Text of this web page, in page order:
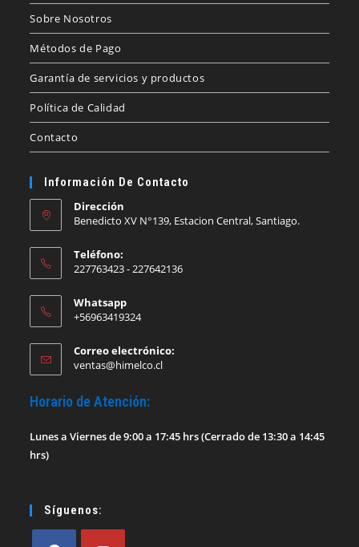
Sobre Nosotros
Métodos de Pago
Garantía de servicios y productos
Política de Calidad
Contacto
Información De Contacto
Dirección
Benedicto XV N°139, Estacion Central, Santiago.
Teléfono:
227763423 - 227642136
Whatsapp
+56963419324
Correo electrónico:
ventas@himelco.clSe
Horario de Atención:
Lunes a Viernes de 9:00 a 17:45 hrs (Cerrado de 13:30 a 14:45
hrs)
Síguenos: